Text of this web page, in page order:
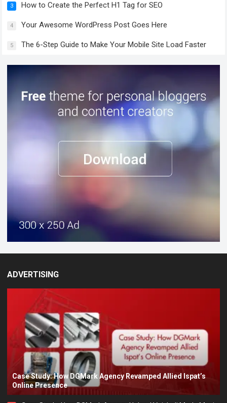
3 How to Create the Perfect H1 Tag for SEO
4 Your Awesome WordPress Post Goes Here
5 The 6-Step Guide to Make Your Mobile Site Load Faster
ADVERTISING
Case Study: How DGMark Agency Revamped Allied Ispat’s
Online Presence